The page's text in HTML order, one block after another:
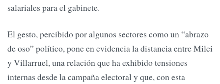
salariales para el gabinete.
El gesto, percibido por algunos sectores como un “abrazo
de oso” político, pone en evidencia la distancia entre Milei
y Villarruel, una relación que ha exhibido tensiones
internas desde la campaña electoral y que, con esta